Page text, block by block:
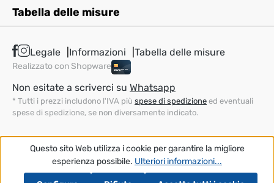
Tabella delle misure
Legale Informazioni Tabella delle misure
Realizzato con Shopware
Non esitate a scriverci su Whatsapp
* Tutti i prezzi includono l'IVA più spese di spedizione ed eventuali
spese di spedizione, se non diversamente indicato.
Questo sito Web utilizza i cookie per garantire la migliore
esperienza possibile. Ulteriori informazioni...